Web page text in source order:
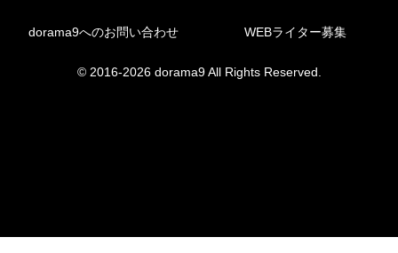
dorama9へのお問い合わせ WEBライター募集
© 2016-2026 dorama9 All Rights Reserved.